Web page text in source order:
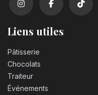
Liens utiles
Pâtisserie
Chocolats
Traiteur
Événements